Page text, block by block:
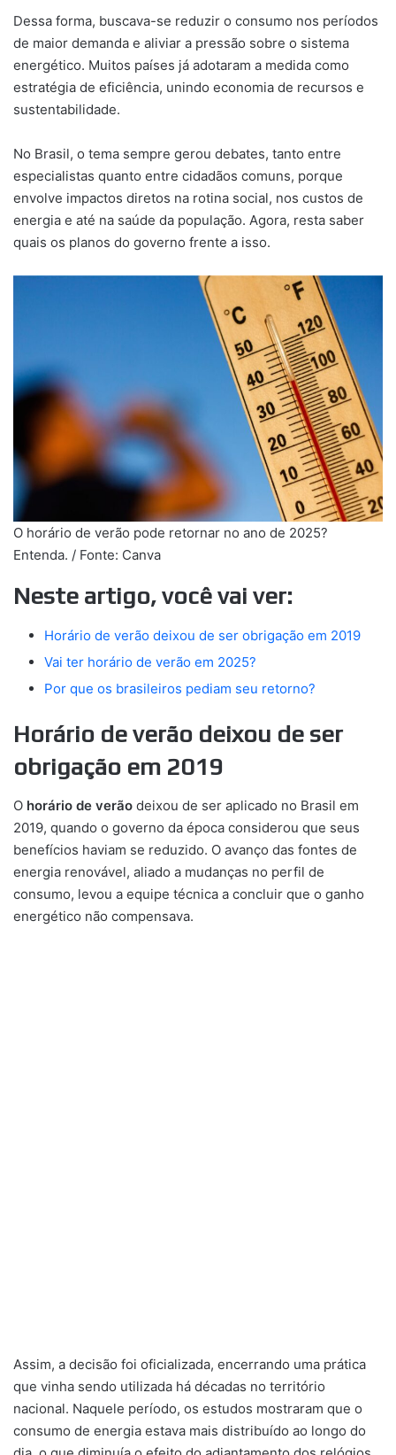
Dessa forma, buscava-se reduzir o consumo nos períodos
de maior demanda e aliviar a pressão sobre o sistema
energético. Muitos países já adotaram a medida como
estratégia de eficiência, unindo economia de recursos e
sustentabilidade.
No Brasil, o tema sempre gerou debates, tanto entre
especialistas quanto entre cidadãos comuns, porque
envolve impactos diretos na rotina social, nos custos de
energia e até na saúde da população. Agora, resta saber
quais os planos do governo frente a isso.
O horário de verão pode retornar no ano de 2025?
Entenda. / Fonte: Canva
Neste artigo, você vai ver:
Horário de verão deixou de ser obrigação em 2019
Vai ter horário de verão em 2025?
Por que os brasileiros pediam seu retorno?
Horário de verão deixou de ser
obrigação em 2019
O horário de verão deixou de ser aplicado no Brasil em
2019, quando o governo da época considerou que seus
benefícios haviam se reduzido. O avanço das fontes de
energia renovável, aliado a mudanças no perfil de
consumo, levou a equipe técnica a concluir que o ganho
energético não compensava.
Assim, a decisão foi oficializada, encerrando uma prática
que vinha sendo utilizada há décadas no território
nacional. Naquele período, os estudos mostraram que o
consumo de energia estava mais distribuído ao longo do